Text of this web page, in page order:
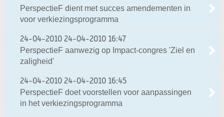
PerspectieF dient met succes amendementen in
voor verkiezingsprogramma
24-04-2010 24-04-2010 16:47
PerspectieF aanwezig op Impact-congres 'Ziel en
zaligheid'
24-04-2010 24-04-2010 16:45
PerspectieF doet voorstellen voor aanpassingen
in het verkiezingsprogramma